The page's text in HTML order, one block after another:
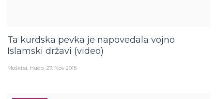
Ta kurdska pevka je napovedala vojno
Islamski državi (video)
Moški.si hudo 27. Nov 2015